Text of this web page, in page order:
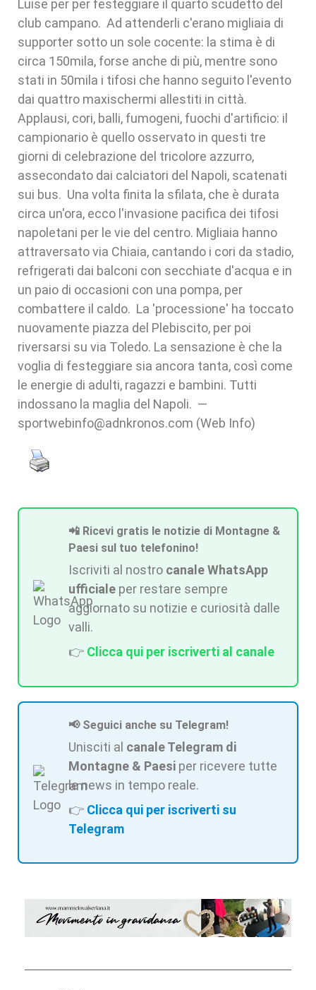
Luise per per festeggiare il quarto scudetto del
club campano. Ad attenderli c'erano migliaia di
supporter sotto un sole cocente: la stima è di
circa 150mila, forse anche di più, mentre sono
stati in 50mila i tifosi che hanno seguito l'evento
dai quattro maxischermi allestiti in città.
Applausi, cori, balli, fumogeni, fuochi d'artificio: il
campionario è quello osservato in questi tre
giorni di celebrazione del tricolore azzurro,
assecondato dai calciatori del Napoli, scatenati
sui bus. Una volta finita la sfilata, che è durata
circa un'ora, ecco l'invasione pacifica dei tifosi
napoletani per le vie del centro. Migliaia hanno
attraversato via Chiaia, cantando i cori da stadio,
refrigerati dai balconi con secchiate d'acqua e in
un paio di occasioni con una pompa, per
combattere il caldo. La 'processione' ha toccato
nuovamente piazza del Plebiscito, per poi
riversarsi su via Toledo. La sensazione è che la
voglia di festeggiare sia ancora tanta, così come
le energie di adulti, ragazzi e bambini. Tutti
indossano la maglia del Napoli. —
sportwebinfo@adnkronos.com (Web Info)
📲 Ricevi gratis le notizie di Montagne &
Paesi sul tuo telefonino!
Iscriviti al nostro canale WhatsApp
ufficiale per restare sempre
aggiornato su notizie e curiosità dalle
valli.
👉 Clicca qui per iscriverti al canale
📢 Seguici anche su Telegram!
Unisciti al canale Telegram di
Montagne & Paesi per ricevere tutte
le news in tempo reale.
👉 Clicca qui per iscriverti su
Telegram